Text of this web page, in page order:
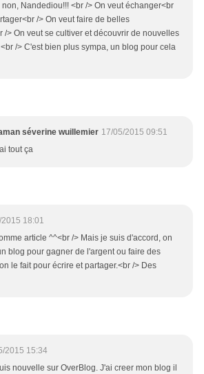
non, Nandediou!!! <br /> On veut échanger<br
/> On veut faire de belles
/> On veut se cultiver et découvrir de nouvelles
/> C'est bien plus sympa, un blog pour cela
séverine wuillemier 17/05/2015 09:51
tout ça
18:01
article ^^<br /> Mais je suis d'accord, on
blog pour gagner de l'argent ou faire des
le fait pour écrire et partager.<br /> Des
2015 15:34
nouvelle sur OverBlog. J'ai creer mon blog il